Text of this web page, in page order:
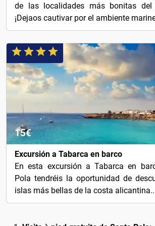
de las localidades más bonitas del
¡Dejaos cautivar por el ambiente
15€
Excursión a Tabarca en barco
En esta excursión a Tabarca en
Pola tendréis la oportunidad de
islas más bellas de la costa